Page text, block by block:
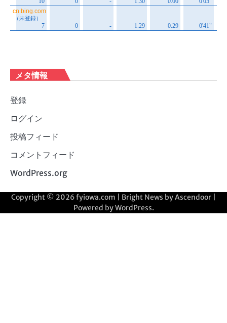
メタ情報
登録
ログイン
投稿フィード
コメントフィード
WordPress.org
Copyright © 2026fyiowa.com | Bright News byAscendoor
Powered byWordPress.